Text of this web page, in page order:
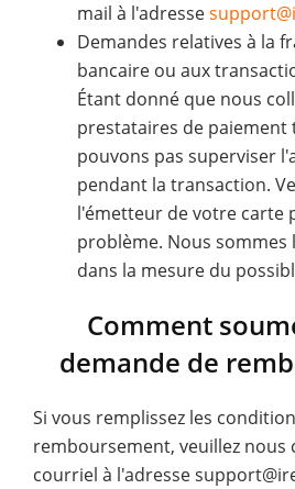
mail à l'adresse
Demandes relatives à la
bancaire ou aux
Étant donné que nous
prestataires de paiement
pouvons pas superviser
pendant la transaction.
l'émetteur de votre carte
problème. Nous
dans la mesure du
Comment
demande de
Si vous remplissez les
remboursement, veuillez nous
courriel à l'adresse